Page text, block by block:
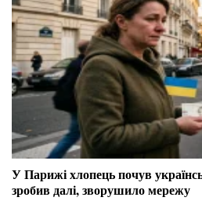
У Парижі хлопець почув
зробив далі, зворушило мережу